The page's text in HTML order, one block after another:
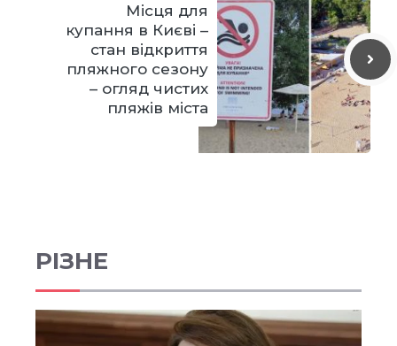
Місця для
купання в Києві –
стан відкриття
пляжного сезону
– огляд чистих
пляжів міста
РІЗНЕ